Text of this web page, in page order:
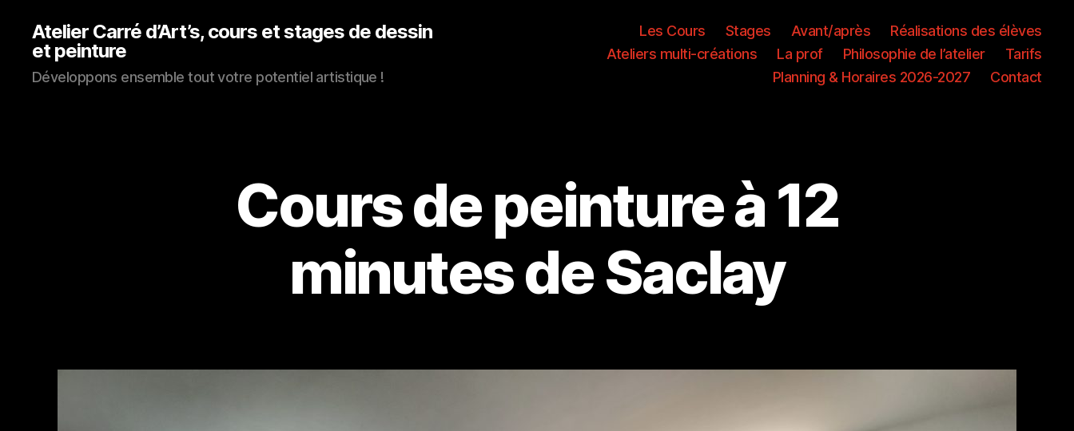
Atelier Carré d’Art’s, cours et stages de dessin
et peinture
Développons ensemble tout votre potentiel artistique !
Les Cours Stages Avant/après
Réalisations des élèves
Ateliers multi-créations
La prof Philosophie de l’atelier
Tarifs
Planning & Horaires 2026-2027
Contact
Cours de peinture à 12
minutes de Saclay